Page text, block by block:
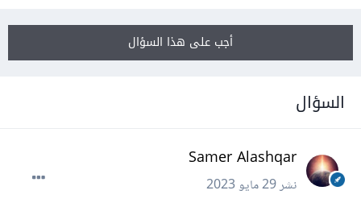
أجب على هذا السؤال
السؤال
Samer Alashqar
نشر29 مايو 2023